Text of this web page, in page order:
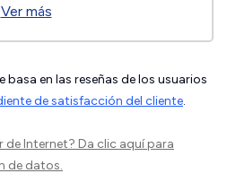
Ver más
basa en las reseñas de los usuarios
de satisfacción del cliente.
de Internet? Da clic aquípara
de datos.